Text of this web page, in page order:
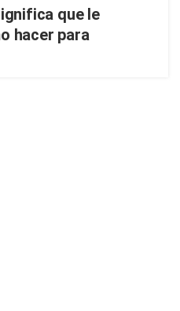
que le
hacer para